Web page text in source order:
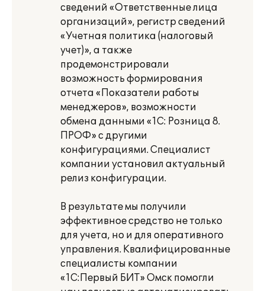
сведений «Ответственные лица
организаций», регистр сведений
«Учетная политика (налоговый
учет)», а также
продемонстрировали
возможность формирования
отчета «Показатели работы
менеджеров», возможности
обмена данными «1С: Розница 8.
ПРОФ» с другими
конфигурациями. Специалист
компании установил актуальный
релиз конфигурации.
В результате мы получили
эффективное средство не только
для учета, но и для оперативного
управления. Квалифицированные
специалисты компании
«1С:Первый БИТ» Омск помогли